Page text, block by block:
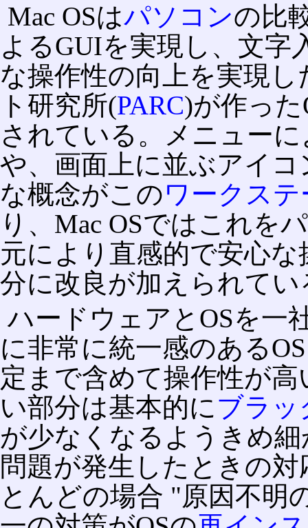
Mac OSはパソコンの比
よるGUIを実現し、文字
な操作性の向上を実現
ト研究所(PARC)が作っ
されている。メニュー
や、画面上に並ぶアイ
な概念がこのワークス
り、Mac OSではこれを
元により直感的で安心
分に改良が加えられてい
ハードウェアとOSを一
に非常に統一感のある
定まで含めて操作性が
い部分は基本的に ブラッ
が少なくなるようきめ
問題が発生したときの
とんどの場合 "原因不明